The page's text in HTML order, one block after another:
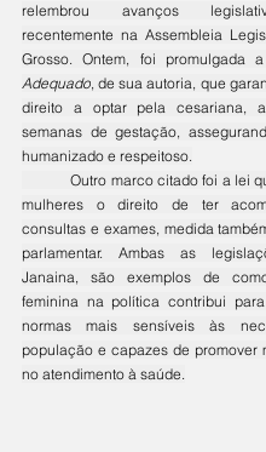
relembrou avanços
recentemente na Assembleia
Grosso. Ontem, foi promulgada a
Adequado, de sua autoria, que
direito a optar pela cesariana,
semanas de gestação,
humanizado e respeitoso.
	Outro marco citado foi a lei que assegura às
mulheres o direito de ter
consultas e exames, medida
parlamentar. Ambas as
Janaina, são exemplos de
feminina na política contribui
normas mais sensíveis às
população e capazes de promover
no atendimento à saúde.